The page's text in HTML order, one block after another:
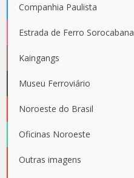
Companhia Paulista
Estrada de Ferro Sorocabana
Kaingangs
Museu Ferroviário
Noroeste do Brasil
Oficinas Noroeste
Outras imagens